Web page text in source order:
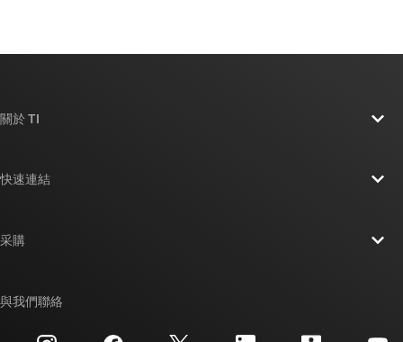
關於 TI
快速連結
交互參考搜索
采購
與我們聯絡